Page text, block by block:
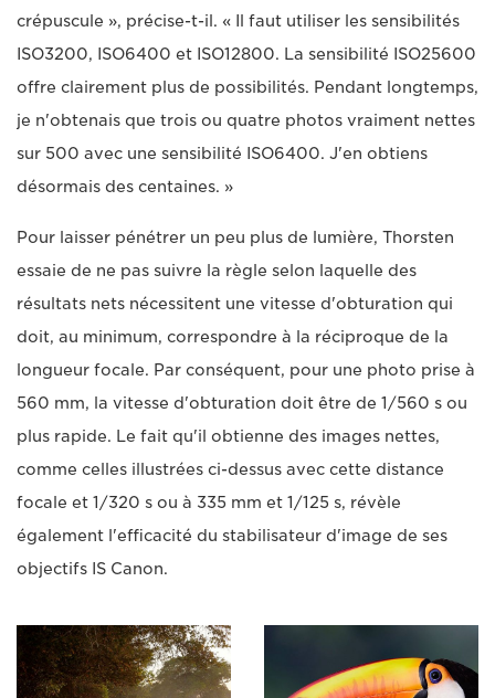
crépuscule », précise-t-il. « Il faut utiliser les sensibilités
ISO3200, ISO6400 et ISO12800. La sensibilité ISO25600
offre clairement plus de possibilités. Pendant longtemps,
je n'obtenais que trois ou quatre photos vraiment nettes
sur 500 avec une sensibilité ISO6400. J'en obtiens
désormais des centaines. »
Pour laisser pénétrer un peu plus de lumière, Thorsten
essaie de ne pas suivre la règle selon laquelle des
résultats nets nécessitent une vitesse d'obturation qui
doit, au minimum, correspondre à la réciproque de la
longueur focale. Par conséquent, pour une photo prise à
560 mm, la vitesse d'obturation doit être de 1/560 s ou
plus rapide. Le fait qu'il obtienne des images nettes,
comme celles illustrées ci-dessus avec cette distance
focale et 1/320 s ou à 335 mm et 1/125 s, révèle
également l'efficacité du stabilisateur d'image de ses
objectifs IS Canon.